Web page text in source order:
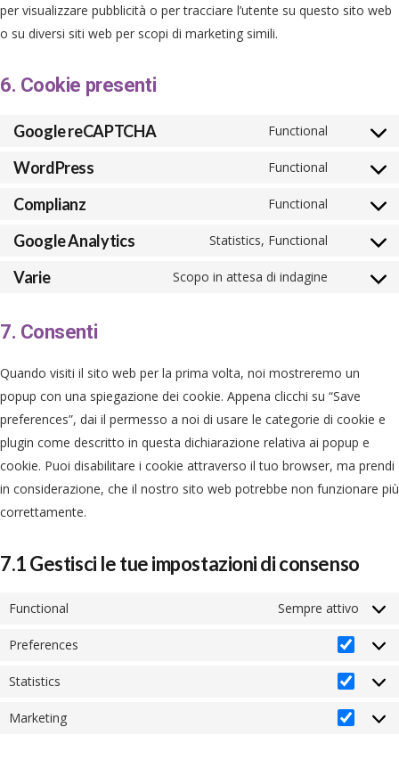
per visualizzare pubblicità o per tracciare l’utente su questo sito web
o su diversi siti web per scopi di marketing simili.
6. Cookie presenti
Google reCAPTCHA Functional
Consent
google-
WordPress Functional
Consent
Complianz Functional
Consent
complianz
Google Analytics Statistics, Functional
Consent
Varie Scopo in attesa di indagine
Consent
7. Consenti
Quando visiti il sito web per la prima volta, noi mostreremo un
popup con una spiegazione dei cookie. Appena clicchi su “Save
preferences”, dai il permesso a noi di usare le categorie di cookie e
plugin come descritto in questa dichiarazione relativa ai popup e
cookie. Puoi disabilitare i cookie attraverso il tuo browser, ma prendi
in considerazione, che il nostro sito web potrebbe non funzionare più
correttamente.
7.1 Gestisci le tue impostazioni di consenso
Functional Sempre attivo
Preferences
Statistics
Marketing